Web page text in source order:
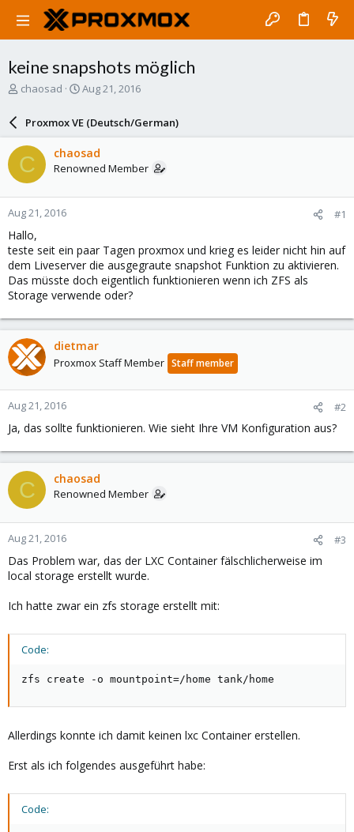
keine snapshots möglich
T
a
d
s
t
a
r
t
e
r
chaosad
S
a
r
d
a
e
Aug 21, 2016
Proxmox VE (Deutsch/German)
C chaosad
Renowned Member
Aug 21, 2016 #1
Hallo,
teste seit ein paar Tagen proxmox und krieg es leider nicht hin auf
dem Liveserver die ausgegraute snapshot Funktion zu aktivieren.
Das müsste doch eigentlich funktionieren wenn ich ZFS als
Storage verwende oder?
dietmar
Proxmox Staff Member Staff member
Aug 21, 2016 #2
Ja, das sollte funktionieren. Wie sieht Ihre VM Konfiguration aus?
C chaosad
Renowned Member
Aug 21, 2016 #3
Das Problem war, das der LXC Container fälschlicherweise im
local storage erstellt wurde.
Ich hatte zwar ein zfs storage erstellt mit:
Code:
zfs create -o mountpoint=/home tank/home
Allerdings konnte ich damit keinen lxc Container erstellen.
Erst als ich folgendes ausgeführt habe:
Code: